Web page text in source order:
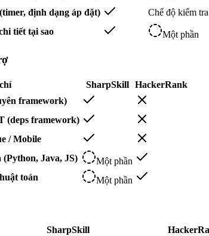
định dạng áp đặt)
Chế độ kiểm
tiết tại sao
Một phần
SharpSkill
HackerRank
framework)
(deps framework)
/ Mobile
Java, JS)
Một phần
toán
Một phần
SharpSkill